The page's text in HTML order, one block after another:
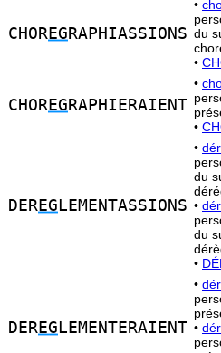
CHOREG RAPHIASSIONS
•
du
•
CHOREG RAPHIERAIENT
•
•
DEREG LEMENTASSIONS
•
du
•
du
•
DEREG LEMENTERAIENT
•
•